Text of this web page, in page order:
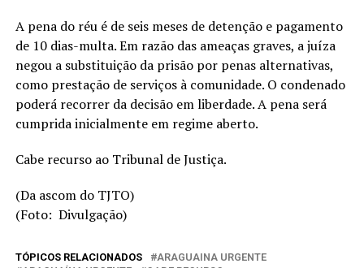
A pena do réu é de seis meses de detenção e pagamento
de 10 dias-multa. Em razão das ameaças graves, a juíza
negou a substituição da prisão por penas alternativas,
como prestação de serviços à comunidade. O condenado
poderá recorrer da decisão em liberdade. A pena será
cumprida inicialmente em regime aberto.
Cabe recurso ao Tribunal de Justiça.
(Da ascom do TJTO)
(Foto: Divulgação)
TÓPICOS RELACIONADOS
ARAGUAINA URGENTE